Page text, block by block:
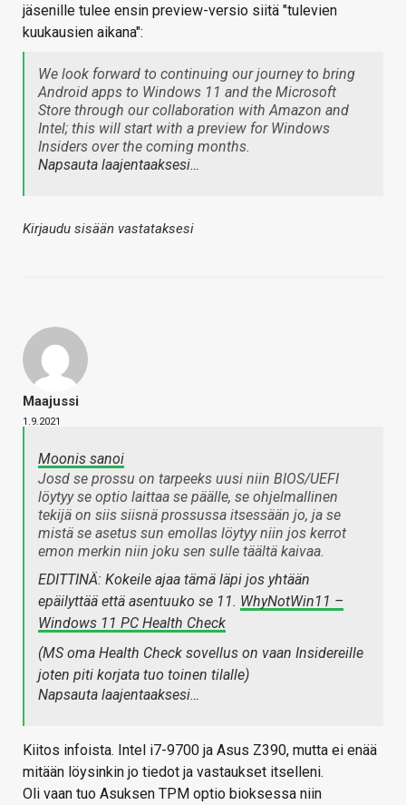
jäsenille tulee ensin preview-versio siitä "tulevien
kuukausien aikana":
We look forward to continuing our journey to bring
Android apps to Windows 11 and the Microsoft
Store through our collaboration with Amazon and
Intel; this will start with a preview for Windows
Insiders over the coming months.
Napsauta laajentaaksesi…
Kirjaudu sisään vastataksesi
Maajussi
1.9.2021
Moonis sanoi
Josd se prossu on tarpeeks uusi niin BIOS/UEFI
löytyy se optio laittaa se päälle, se ohjelmallinen
tekijä on siis siisnä prossussa itsessään jo, ja se
mistä se asetus sun emollas löytyy niin jos kerrot
emon merkin niin joku sen sulle täältä kaivaa.
EDITTINÄ: Kokeile ajaa tämä läpi jos yhtään
epäilyttää että asentuuko se 11. WhyNotWin11 –
Windows 11 PC Health Check
(MS oma Health Check sovellus on vaan Insidereille
joten piti korjata tuo toinen tilalle)
Napsauta laajentaaksesi…
Kiitos infoista. Intel i7-9700 ja Asus Z390, mutta ei enää
mitään löysinkin jo tiedot ja vastaukset itselleni.
Oli vaan tuo Asuksen TPM optio bioksessa niin